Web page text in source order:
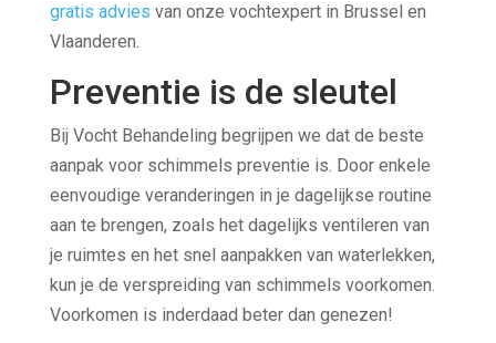
gratis advies van onze vochtexpert in Brussel en
Vlaanderen.
Preventie is de sleutel
Bij Vocht Behandeling begrijpen we dat de beste
aanpak voor schimmels preventie is. Door enkele
eenvoudige veranderingen in je dagelijkse routine
aan te brengen, zoals het dagelijks ventileren van
je ruimtes en het snel aanpakken van waterlekken,
kun je de verspreiding van schimmels voorkomen.
Voorkomen is inderdaad beter dan genezen!